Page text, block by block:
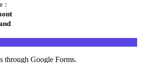
:
through Google Forms.